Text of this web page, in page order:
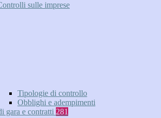
sulle imprese
Tipologie di controllo
Obblighi e adempimenti
gara e contratti 281